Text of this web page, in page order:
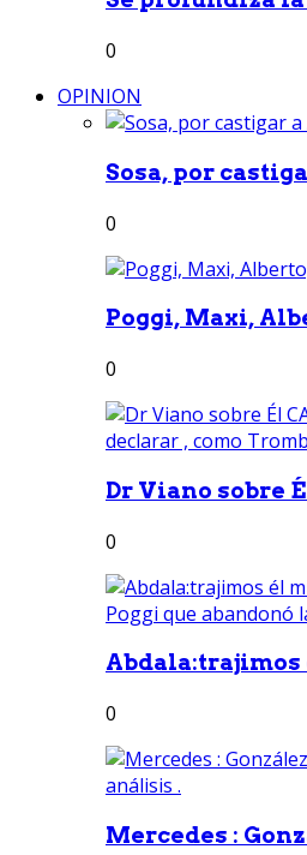
0
OPINION
Sosa, por
0
Poggi, Maxi,
0
Dr Viano sobre
0
0
Mercedes :